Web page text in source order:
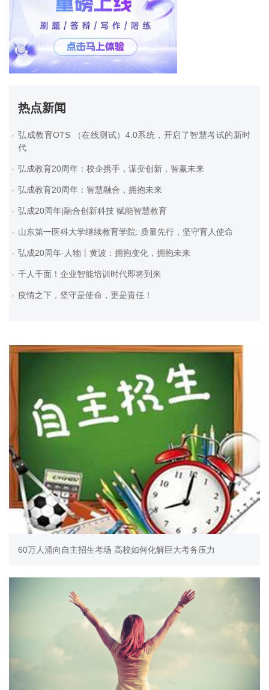
热点新闻
弘成教育OTS （在线测试）4.0系统，开启了智慧考试的新时
代
弘成教育20周年：校企携手，谋变创新，智赢未来
弘成教育20周年：智慧融合，拥抱未来
弘成20周年|融合创新科技 赋能智慧教育
山东第一医科大学继续教育学院: 质量先行，坚守育人使命
弘成20周年·人物丨黄波：拥抱变化，拥抱未来
千人千面！企业智能培训时代即将到来
疫情之下，坚守是使命，更是责任！
60万人涌向自主招生考场 高校如何化解巨大考务压力